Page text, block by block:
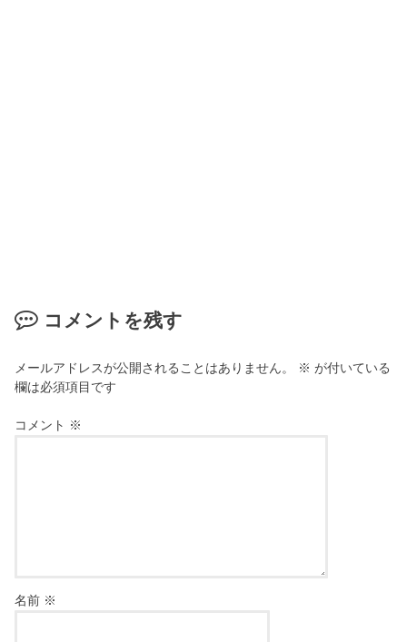
コメントを残す
メールアドレスが公開されることはありません。 ※ が付いている
欄は必須項目です
コメント ※
名前 ※